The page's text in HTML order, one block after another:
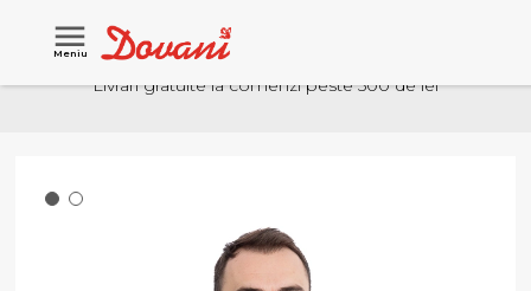
Meniu
Livrari gratuite la comenzi peste 500 de lei